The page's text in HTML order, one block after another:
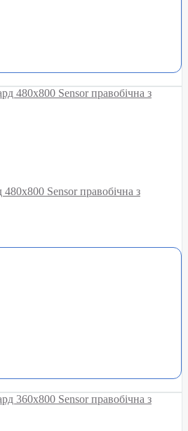
Sensor правобічна з